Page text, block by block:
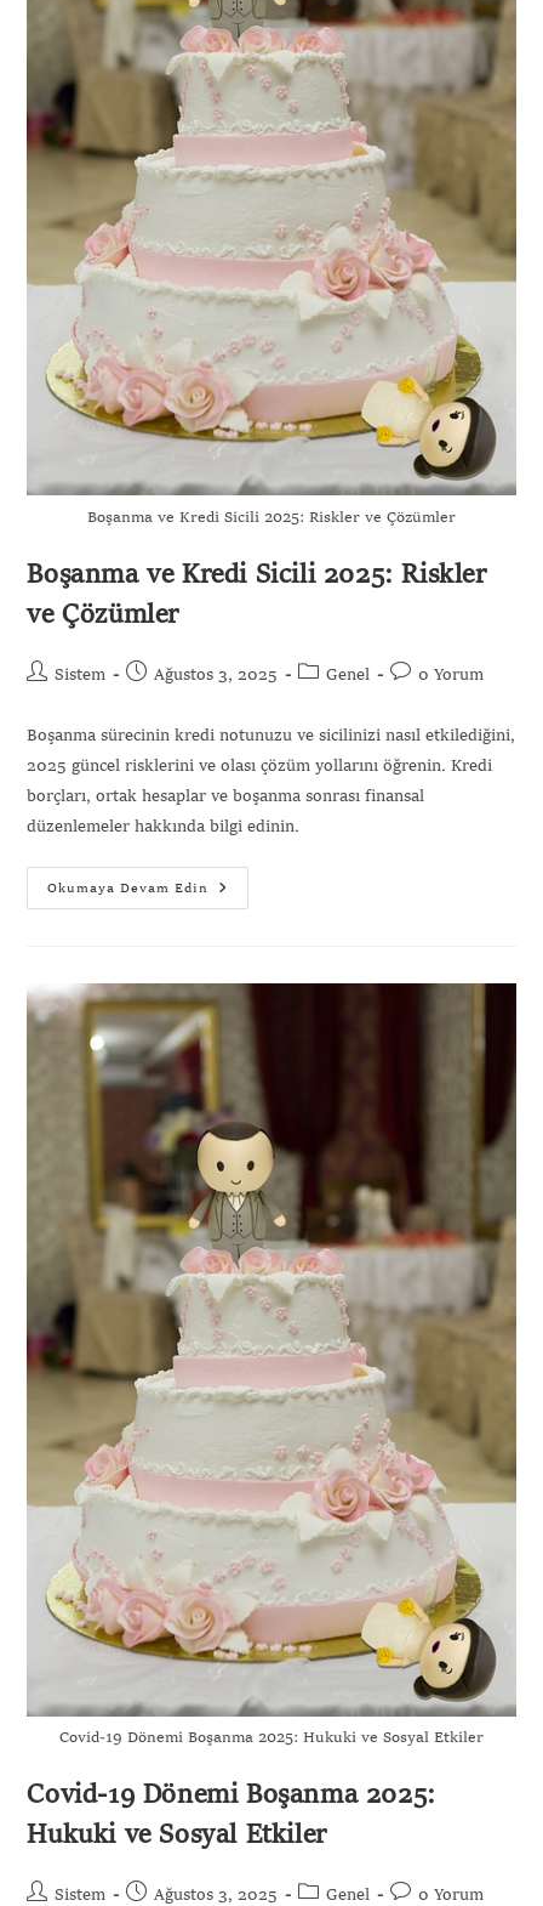
Boşanma ve Kredi Sicili 2025: Riskler ve Çözümler
Boşanma ve Kredi Sicili 2025: Riskler
ve Çözümler
Sistem Ağustos 3, 2025 Genel 0 Yorum
Boşanma sürecinin kredi notunuzu ve sicilinizi nasıl etkilediğini,
2025 güncel risklerini ve olası çözüm yollarını öğrenin. Kredi
borçları, ortak hesaplar ve boşanma sonrası finansal
düzenlemeler hakkında bilgi edinin.
Okumaya Devam Edin
Covid-19 Dönemi Boşanma 2025: Hukuki ve Sosyal Etkiler
Covid-19 Dönemi Boşanma 2025:
Hukuki ve Sosyal Etkiler
Sistem Ağustos 3, 2025 Genel 0 Yorum